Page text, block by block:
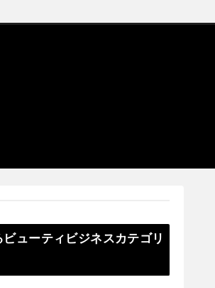
ビューティビジネスカテゴリ